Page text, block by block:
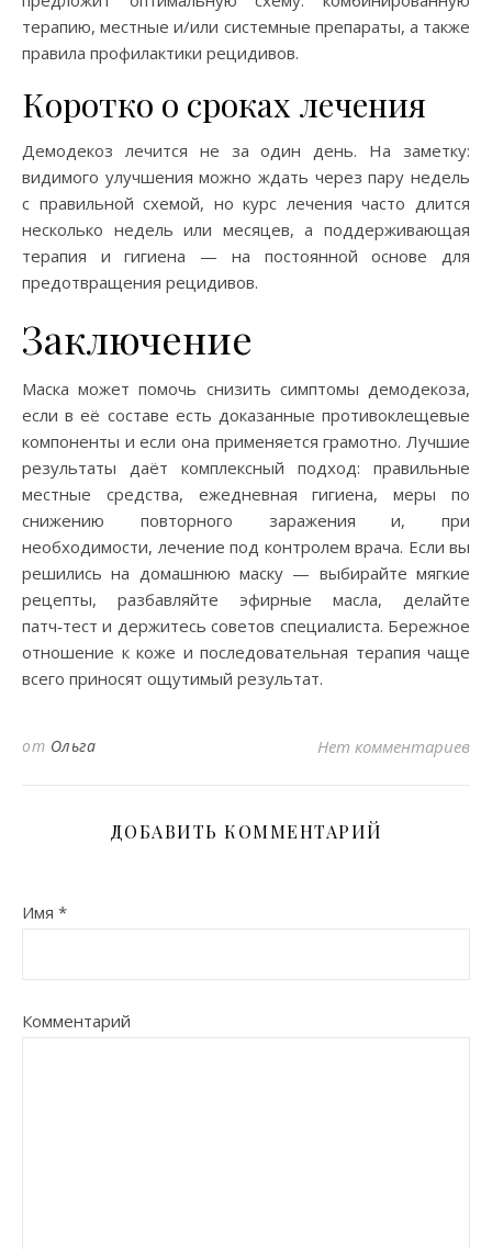
терапию, местные и/или системные препараты, а также
правила профилактики рецидивов.
Коротко о сроках лечения
Демодекоз лечится не за один день. На заметку:
видимого улучшения можно ждать через пару недель
с правильной схемой, но курс лечения часто длится
несколько недель или месяцев, а поддерживающая
терапия и гигиена — на постоянной основе для
предотвращения рецидивов.
Заключение
Маска может помочь снизить симптомы демодекоза,
если в её составе есть доказанные противоклещевые
компоненты и если она применяется грамотно. Лучшие
результаты даёт комплексный подход: правильные
местные средства, ежедневная гигиена, меры по
снижению повторного заражения и, при
необходимости, лечение под контролем врача. Если вы
решились на домашнюю маску — выбирайте мягкие
рецепты, разбавляйте эфирные масла, делайте
патч‑тест и держитесь советов специалиста. Бережное
отношение к коже и последовательная терапия чаще
всего приносят ощутимый результат.
от Ольга Нет комментариев
ДОБАВИТЬ КОММЕНТАРИЙ
Имя *
Комментарий